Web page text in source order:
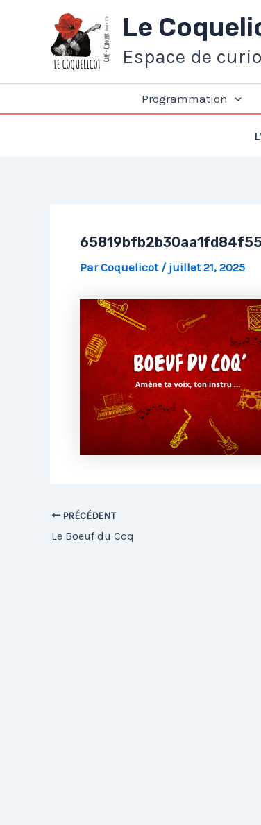
Le
Espace de
Programmation
ParCoquelicot / juillet 21, 2025
PRÉCÉDENT
Le Boeuf du Coq